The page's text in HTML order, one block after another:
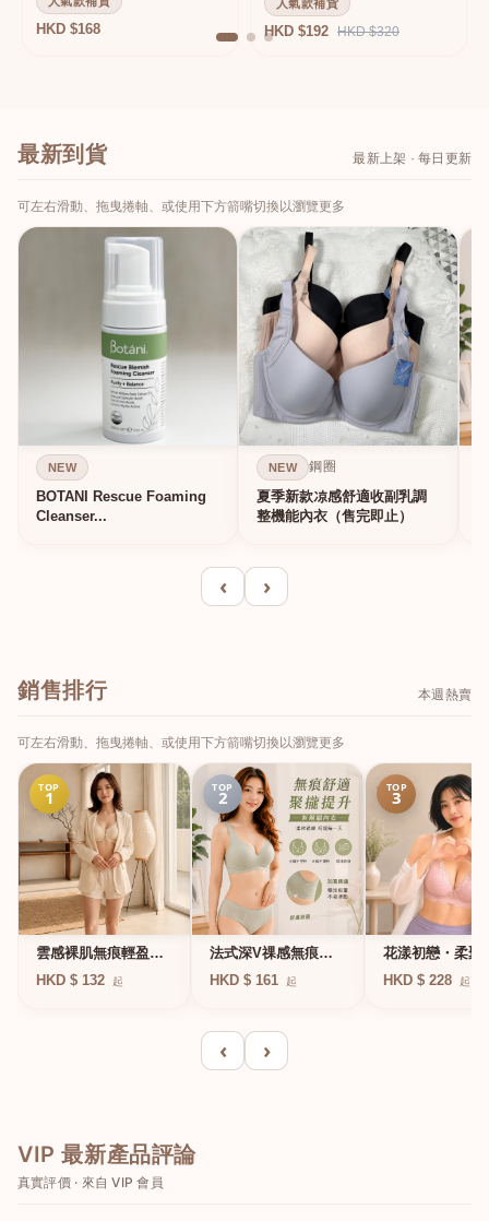
HKD $168
人氣款補貨
HKD $192 HKD $320
最新到貨 最新上架 · 每日更新
可左右滑動、拖曳捲軸、或使用下方箭嘴切換以瀏覽更多
NEW
BOTANI Rescue Foaming
Cleanser...
NEW 鋼圈
夏季新款凉感舒適收副乳調
整機能內衣（售完即止）
‹ ›
銷售排行 本週熱賣
可左右滑動、拖曳捲軸、或使用下方箭嘴切換以瀏覽更多
TOP
1
雲感裸肌無痕輕盈無
鋼圈內衣
HKD $ 132 起
TOP
2
法式深V祼感無痕果
凍軟支撐條無鋼圈內
HKD $ 161 起
TOP
3
花漾初戀・柔聚
圈蕾絲內衣
HKD $ 228 起
‹ ›
VIP 最新產品評論
真實評價 · 來自 VIP 會員